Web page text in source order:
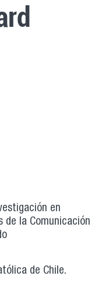
en
de la Comunicación
de Chile.